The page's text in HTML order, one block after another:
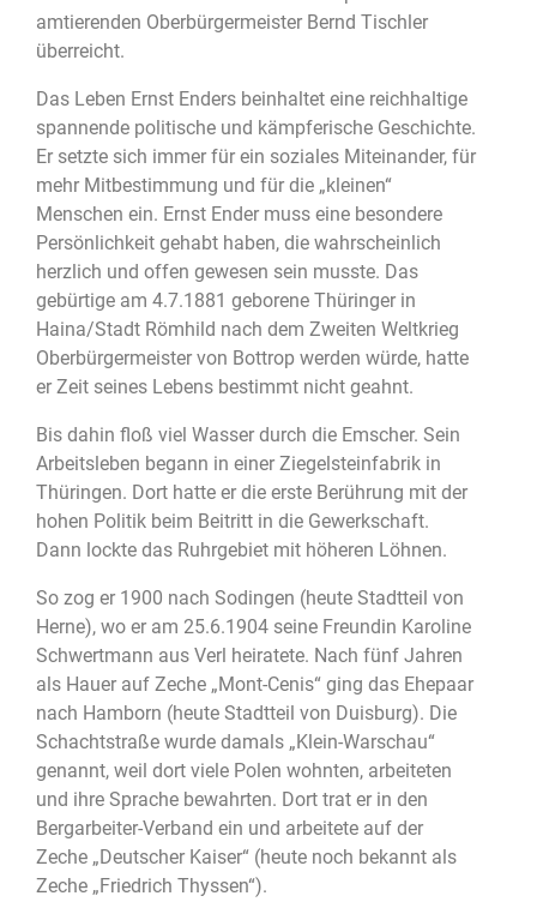
amtierenden Oberbürgermeister Bernd Tischler
überreicht.
Das Leben Ernst Enders beinhaltet eine reichhaltige
spannende politische und kämpferische Geschichte.
Er setzte sich immer für ein soziales Miteinander, für
mehr Mitbestimmung und für die „kleinen“
Menschen ein. Ernst Ender muss eine besondere
Persönlichkeit gehabt haben, die wahrscheinlich
herzlich und offen gewesen sein musste. Das
gebürtige am 4.7.1881 geborene Thüringer in
Haina/Stadt Römhild nach dem Zweiten Weltkrieg
Oberbürgermeister von Bottrop werden würde, hatte
er Zeit seines Lebens bestimmt nicht geahnt.
Bis dahin floß viel Wasser durch die Emscher. Sein
Arbeitsleben begann in einer Ziegelsteinfabrik in
Thüringen. Dort hatte er die erste Berührung mit der
hohen Politik beim Beitritt in die Gewerkschaft.
Dann lockte das Ruhrgebiet mit höheren Löhnen.
So zog er 1900 nach Sodingen (heute Stadtteil von
Herne), wo er am 25.6.1904 seine Freundin Karoline
Schwertmann aus Verl heiratete. Nach fünf Jahren
als Hauer auf Zeche „Mont-Cenis“ ging das Ehepaar
nach Hamborn (heute Stadtteil von Duisburg). Die
Schachtstraße wurde damals „Klein-Warschau“
genannt, weil dort viele Polen wohnten, arbeiteten
und ihre Sprache bewahrten. Dort trat er in den
Bergarbeiter-Verband ein und arbeitete auf der
Zeche „Deutscher Kaiser“ (heute noch bekannt als
Zeche „Friedrich Thyssen“).